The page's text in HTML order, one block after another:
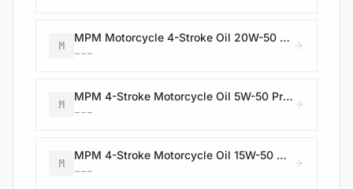
M
MPM Motorcycle 4-Stroke Oil 20W-50 Premium Synthetic
---
M
MPM 4-Stroke Motorcycle Oil 5W-50 Premium Synthetic Racing
---
M
MPM 4-Stroke Motorcycle Oil 15W-50 Synthetic
---